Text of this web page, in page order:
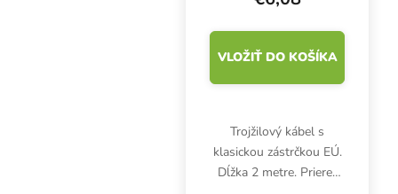
VLOŽIŤ DO KOŠÍKA
Trojžilový kábel s
klasickou zástrčkou EÚ.
Dĺžka 2 metre. Prierez